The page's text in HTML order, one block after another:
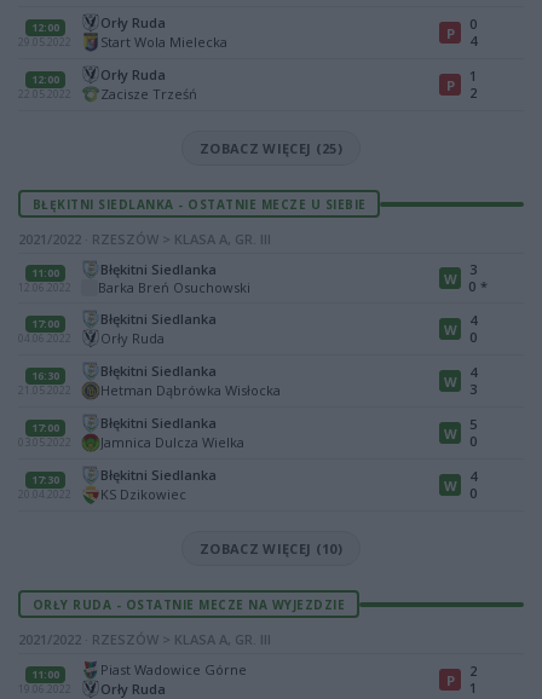
12:00
29.05.2022
Orły Ruda
Start Wola Mielecka
P
0
4
12:00
22.05.2022
Orły Ruda
Zacisze Trześń
P
1
2
ZOBACZ WIĘCEJ (25)
BŁĘKITNI SIEDLANKA - OSTATNIE MECZE U SIEBIE
2021/2022 · RZESZÓW > KLASA A, GR. III
11:00
12.06.2022
Błękitni Siedlanka
Barka Breń Osuchowski
W
3
0 *
17:00
04.06.2022
Błękitni Siedlanka
Orły Ruda
W
4
0
16:30
21.05.2022
Błękitni Siedlanka
Hetman Dąbrówka Wisłocka
W
4
3
17:00
03.05.2022
Błękitni Siedlanka
Jamnica Dulcza Wielka
W
5
0
17:30
20.04.2022
Błękitni Siedlanka
KS Dzikowiec
W
4
0
ZOBACZ WIĘCEJ (10)
ORŁY RUDA - OSTATNIE MECZE NA WYJEZDZIE
2021/2022 · RZESZÓW > KLASA A, GR. III
11:00
19.06.2022
Piast Wadowice Górne
Orły Ruda
P
2
1